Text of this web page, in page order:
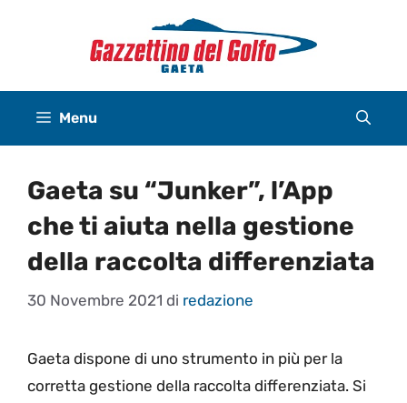
Menu
Gaeta su “Junker”, l’App
che ti aiuta nella gestione
della raccolta differenziata
30 Novembre 2021 di redazione
Gaeta dispone di uno strumento in più per la
corretta gestione della raccolta differenziata. Si